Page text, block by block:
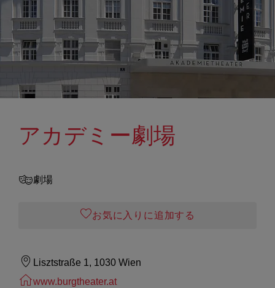
アカデミー劇場
劇場
お気に入りに追加する
Lisztstraße 1, 1030 Wien
www.burgtheater.at